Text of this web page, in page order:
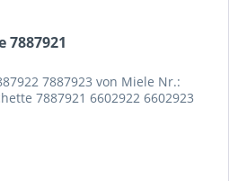
7887923 von Miele Nr.:
7887921 6602922 6602923